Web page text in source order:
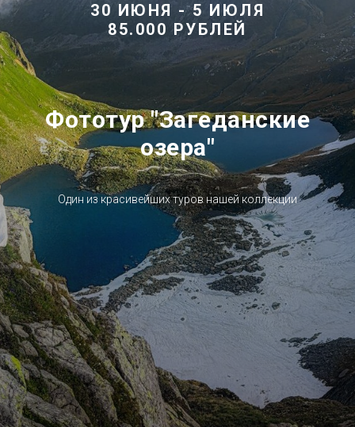
30 ИЮНЯ - 5 ИЮЛЯ
85.000 РУБЛЕЙ
Фототур "Загеданские
озера"
Один из красивейших туров нашей коллекции